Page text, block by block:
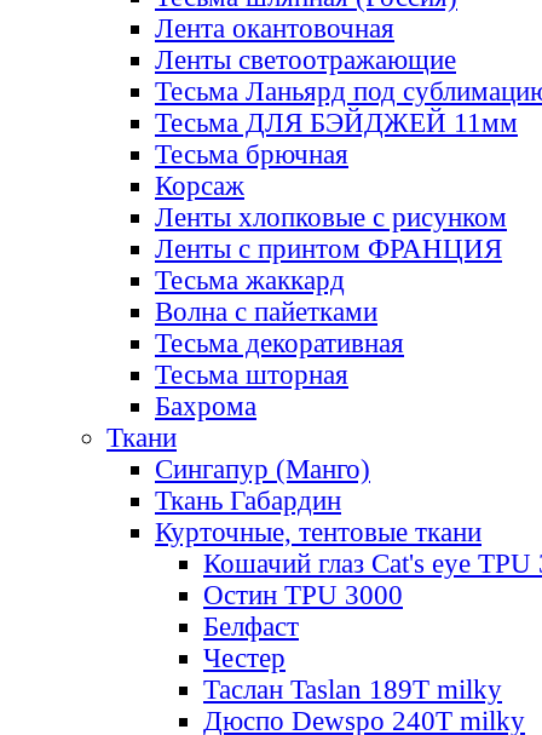
Лента окантовочная
Ленты светоотражающие
Тесьма Ланьярд под
Тесьма ДЛЯ БЭЙДЖЕЙ 11мм
Тесьма брючная
Корсаж
Ленты хлопковые с рисунком
Ленты с принтом ФРАНЦИЯ
Тесьма жаккард
Волна с пайетками
Тесьма декоративная
Тесьма шторная
Бахрома
Ткани
Сингапур (Манго)
Ткань Габардин
Курточные, тентовые ткани
Кошачий глаз Cat's eye TPU
Остин TPU 3000
Белфаст
Честер
Таслан Taslan 189T milky
Дюспо Dewspo 240T milky